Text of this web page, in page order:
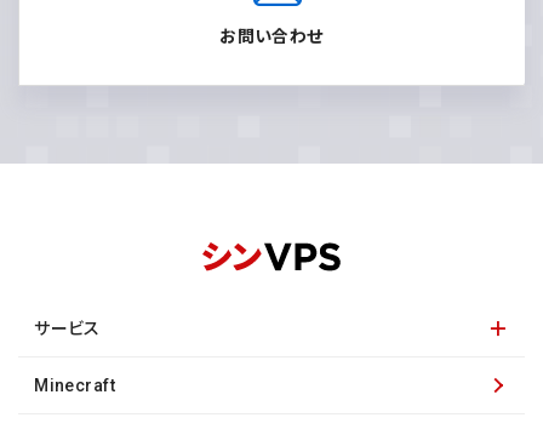
お問い合わせ
サービス
Minecraft